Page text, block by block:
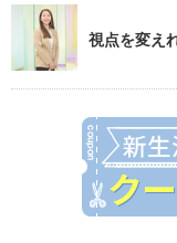
視点を変え